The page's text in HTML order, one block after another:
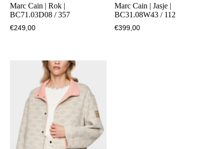
Marc Cain | Rok |
BC71.03D08 / 357
€249,00
Marc Cain | Jasje |
BC31.08W43 / 112
€399,00